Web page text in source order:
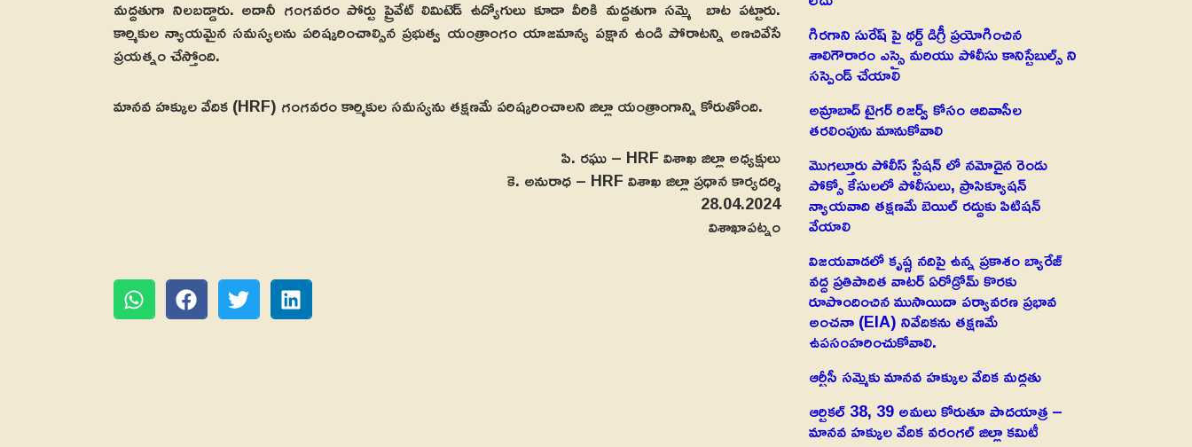
మద్దతుగా నిలబడ్డారు. అదానీ గంగవరం పోర్టు ప్రైవేట్‌ లిమిటెడ్‌ ఉద్యోగులు కూడా వీరికి మద్దతుగా సమ్మె బాట పట్టారు.
కార్మికుల న్యాయమైన సమస్యలను పరిష్కరించాల్సిన ప్రభుత్వ యంత్రాంగం యాజమాన్య పక్షాన ఉండి పోరాటన్ని అణచివేసే
ప్రయత్నం చేస్తోంది.
మానవ హక్కుల వేదిక (HRF) గంగవరం కార్మికుల సమస్యను తక్షణమే పరిష్కరించాలని జిల్లా యంత్రాంగాన్ని కోరుతోంది.
పి. రఘు – HRF విశాఖ జిల్లా అధ్యక్షులు
కె. అనురాధ – HRF విశాఖ జిల్లా ప్రధాన కార్యదర్శి
28.04.2024
విశాఖాపట్నం
గిరగాని సురేష్ పై థర్డ్ డిగ్రీ ప్రయోగించిన
శాలిగౌరారం ఎస్సై మరియు పోలీసు కానిస్టేబుల్స్ ని
సస్పెండ్ చేయాలి
అమ్రాబాద్ టైగర్ రిజర్వ్ కోసం ఆదివాసీల
తరలింపును మానుకోవాలి
మొగల్తూరు పోలీస్ స్టేషన్ లో నమోదైన రెండు
పోక్సో కేసులలో పోలీసులు, ప్రాసిక్యూషన్
న్యాయవాది తక్షణమే బెయిల్ రద్దుకు పిటిషన్
వేయాలి
విజయవాడలో కృష్ణ నదిపై ఉన్న ప్రకాశం బ్యారేజ్
వద్ద ప్రతిపాదిత వాటర్ ఏరోడ్రోమ్ కొరకు
రూపొందించిన ముసాయిదా పర్యావరణ ప్రభావ
అంచనా (EIA) నివేదికను తక్షణమే
ఉపసంహరించుకోవాలి.
ఆర్టీసీ సమ్మెకు మానవ హక్కుల వేదిక మద్దతు
ఆర్టికల్ 38, 39 అమలు కోరుతూ పాదయాత్ర –
మానవ హక్కుల వేదిక వరంగల్ జిల్లా కమిటీ